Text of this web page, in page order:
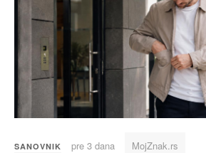
SANOVNIK pre 3 dana MojZnak.rs